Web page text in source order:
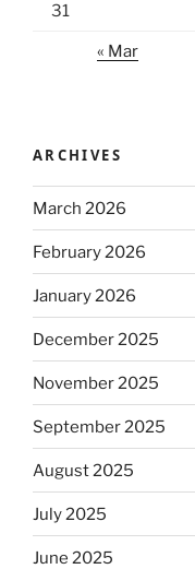
31
« Mar
ARCHIVES
March 2026
February 2026
January 2026
December 2025
November 2025
September 2025
August 2025
July 2025
June 2025